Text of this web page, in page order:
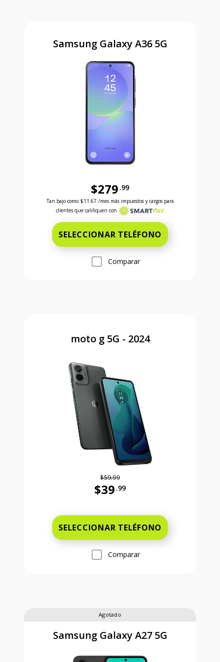
Samsung Galaxy A36 5G
$279 .99
Antes el precio era 279 dollars and 99 cents
Tan bajo como $11.67 /mes más impuestos y cargos para
clientes que califiquen con
SELECCIONAR TELÉFONO
Comparar
moto g 5G - 2024
$59.99
$39 .99
SELECCIONAR TELÉFONO
Comparar
Agotado
Samsung Galaxy A27 5G